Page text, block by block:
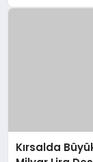
Kırsalda